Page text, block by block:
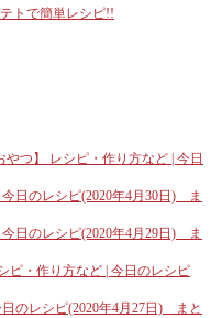
トで簡単レシピ!!
つ】 レシピ・作り方など | 今日
日のレシピ(2020年4月30日) ま
日のレシピ(2020年4月29日) ま
・作り方など | 今日のレシピ
のレシピ(2020年4月27日) まと